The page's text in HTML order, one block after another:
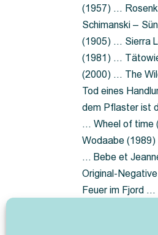
(1957) …
Schimanski –
(1905) … Sierra
(1981) …
(2000) … The
Tod eines
dem Pflaster ist
… Wheel of time
Wodaabe
… Bebe et
Original-
Feuer im Fjord